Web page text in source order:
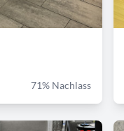
71% Nachlass